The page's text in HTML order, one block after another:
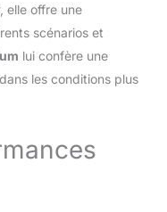
un réticule en
diamètre
de 40 mm, des
(3x-12x), un
de luminosité
, elle offre une
scénarios et
lui confère une
les conditions plus